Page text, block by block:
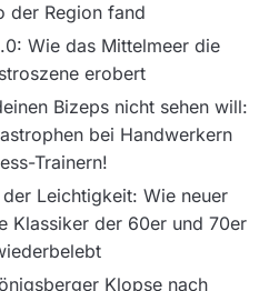
der Region fand
Wie das Mittelmeer die
erobert
Bizeps nicht sehen will:
bei Handwerkern
Trainern!
Leichtigkeit: Wie neuer
Klassiker der 60er und 70er
Klopse nach